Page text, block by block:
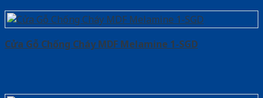
Cửa Gỗ Chống Cháy MDF Melamine 1-SGD